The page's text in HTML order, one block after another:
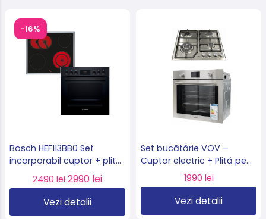
-16%
Bosch HEF113BB0 Set
incorporabil cuptor + plită
vitroceramică Schott
Ceran 60 cm, 66L, clasa A,
curățare hidrolitică, import
2490 lei 2990 lei
Vezi detalii
Set bucătărie VOV –
Cuptor electric + Plită pe
gaz, inox, import Slovacia
🇸🇰
1990 lei
Vezi detalii